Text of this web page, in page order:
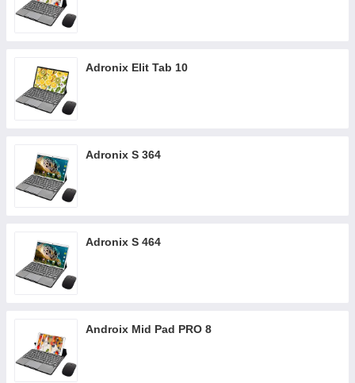
Adronix Elit Tab 10
Adronix S 364
Adronix S 464
Androix Mid Pad PRO 8